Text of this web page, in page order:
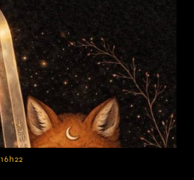
16h22